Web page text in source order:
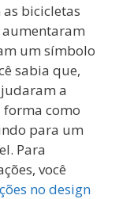
bicicletas
um símbolo
sabia que,
a
forma como
para um
Para
você
no design